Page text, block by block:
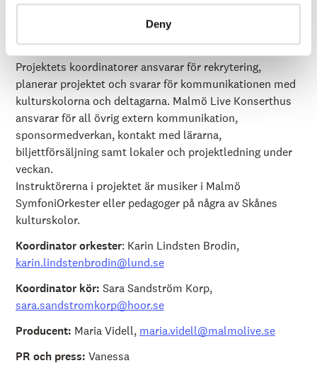
Deny
Regional Kulturskola,
Malmö SymfoniOrkester och Malmö Live.
Projektets koordinatorer ansvarar för rekrytering,
planerar projektet och svarar för kommunikationen med
kulturskolorna och deltagarna. Malmö Live Konserthus
ansvarar för all övrig extern kommunikation,
sponsormedverkan, kontakt med lärarna,
biljettförsäljning samt lokaler och projektledning under
veckan.
Instruktörerna i projektet är musiker i Malmö
SymfoniOrkester eller pedagoger på några av Skånes
kulturskolor.
Koordinator orkester: Karin Lindsten Brodin,
karin.lindstenbrodin@lund.se
Koordinator kör: Sara Sandström Korp,
sara.sandstromkorp@hoor.se
Producent: Maria Videll, maria.videll@malmolive.se
PR och press: Vanessa